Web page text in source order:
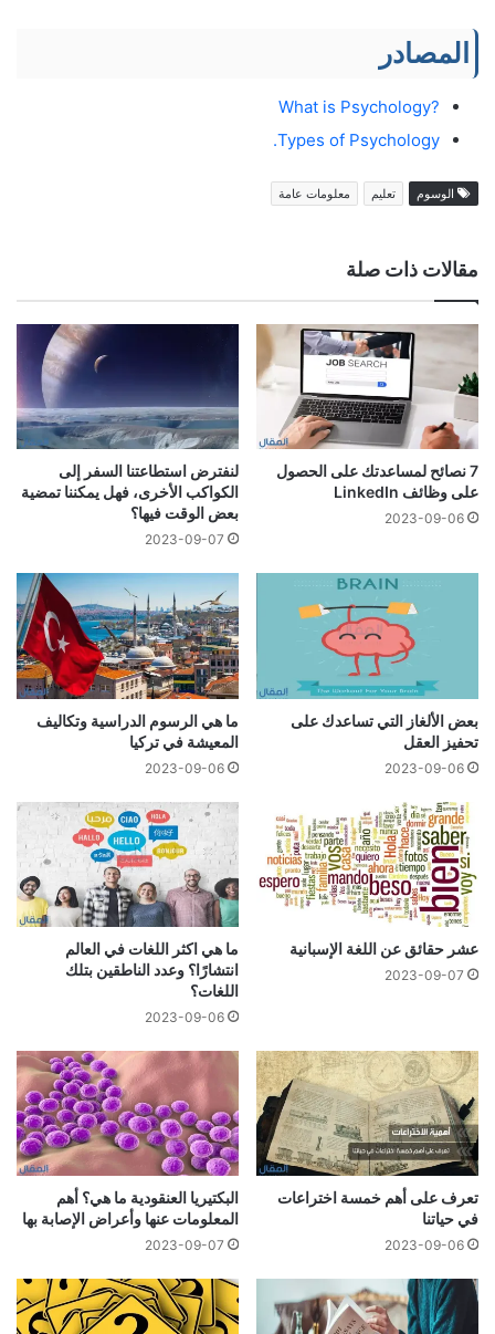
المصادر
?What is Psychology
Types of Psychology.
الوسوم تعليم معلومات عامة
مقالات ذات صلة
7 نصائح لمساعدتك على الحصول
على وظائف LinkedIn
2023-09-06
لنفترض استطاعتنا السفر إلى
الكواكب الأخرى، فهل يمكننا تمضية
بعض الوقت فيها؟
2023-09-07
بعض الألغاز التي تساعدك على
تحفيز العقل
2023-09-06
ما هي الرسوم الدراسية وتكاليف
المعيشة في تركيا
2023-09-06
عشر حقائق عن اللغة الإسبانية
2023-09-07
ما هي اكثر اللغات في العالم
انتشارًا؟ وعدد الناطقين بتلك
اللغات؟
2023-09-06
تعرف على أهم خمسة اختراعات
في حياتنا
2023-09-06
البكتيريا العنقودية ما هي؟ أهم
المعلومات عنها وأعراض الإصابة بها
2023-09-07